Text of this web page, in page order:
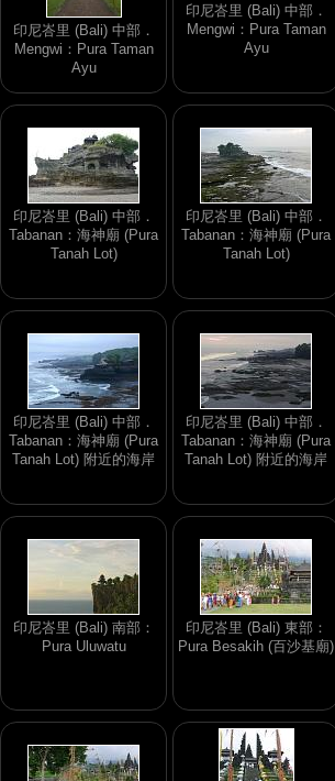
印尼峇里 (Bali) 中部．
Mengwi：Pura Taman
Ayu
印尼峇里 (Bali) 中部．
Mengwi：Pura Taman
Ayu
印尼峇里 (Bali) 中部．
Tabanan：海神廟 (Pura
Tanah Lot)
印尼峇里 (Bali) 中部．
Tabanan：海神廟 (Pura
Tanah Lot)
印尼峇里 (Bali) 中部．
Tabanan：海神廟 (Pura
Tanah Lot) 附近的海岸
印尼峇里 (Bali) 中部．
Tabanan：海神廟 (Pura
Tanah Lot) 附近的海岸
印尼峇里 (Bali) 南部：
Pura Uluwatu
印尼峇里 (Bali) 東部：
Pura Besakih (百沙基廟)